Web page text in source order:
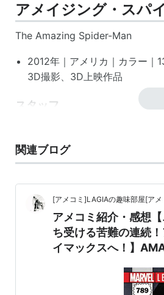
アメイジング・スパ
The Amazing Spider-Man
2012年｜アメリカ｜カラー｜
3D撮影、3D上映作品
スタッフ
製作：アヴィ・アラッド
製作総指揮：マイケル・グリロ
製作補：カイラ・クレイマン、
脚本：ジェームズ・ヴァンダ
ローヴス
原案：ジェームズ・ヴァンダ
原作：スタン・リー、 スティ
ジョン・シュワルツマン
アラン・エドワード・
関連ブログ
[アメコミ]LAGIAの趣味部屋[アメ
アメコミ紹介・感想
ち受ける苦難の連続
イマックスへ！】